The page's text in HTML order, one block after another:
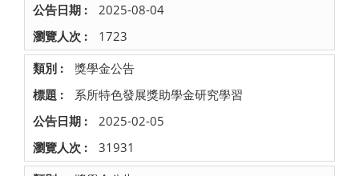
2025-08-04
1723
獎學金公告
系所特色發展獎助學金研究學習
2025-02-05
31931